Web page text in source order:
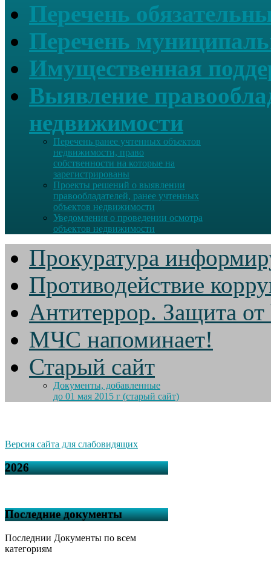
Перечень
Перечень
Имущественная
Выявление
недвижимости
Перечень ранее учтенных объектов
недвижимости, право
собственности на которые на
зарегистрированы
Проекты решений о выявлении
правообладателей, ранее учтенных
объектов недвижимости
Уведомления о проведении осмотра
объектов недвижимости
Прокуратура
Противодействие
Антитеррор. Защита
МЧС напоминает!
Старый сайт
Документы, добавленные
до 01 мая 2015 г (старый сайт)
Версия сайта для слабовидящих
2026
Последние документы
Последнии Документы по всем
категориям